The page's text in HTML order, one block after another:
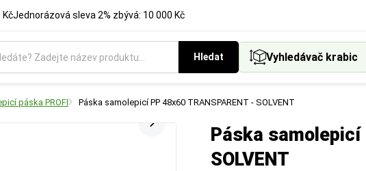
KčJednorázová sleva 2% zbývá: 10 000 Kč
Hledat Vyhledávač krabic
páska PROFI Páska samolepicí PP 48x60 TRANSPARENT - SOLVENT
Páska samolepicí
SOLVENT